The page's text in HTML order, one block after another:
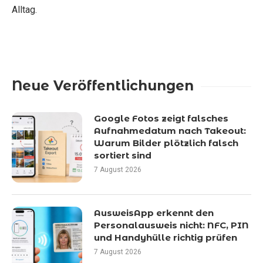
Alltag.
Neue Veröffentlichungen
Google Fotos zeigt falsches
Aufnahmedatum nach Takeout:
Warum Bilder plötzlich falsch
sortiert sind
7 August 2026
AusweisApp erkennt den
Personalausweis nicht: NFC, PIN
und Handyhülle richtig prüfen
7 August 2026